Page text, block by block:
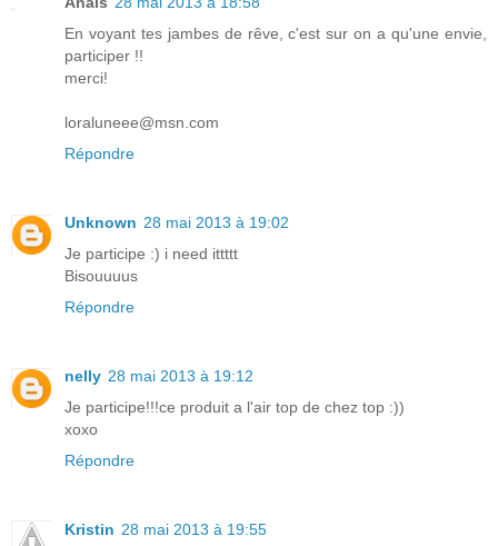
En voyant tes jambes de rêve, c'est sur on a qu'une envie,
participer !!
merci!
loraluneee@msn.com
Répondre
Unknown 28 mai 2013 à 19:02
Je participe :) i need ittttt
Bisouuuus
Répondre
nelly 28 mai 2013 à 19:12
Je participe!!!ce produit a l'air top de chez top :))
xoxo
Répondre
Kristin 28 mai 2013 à 19:55